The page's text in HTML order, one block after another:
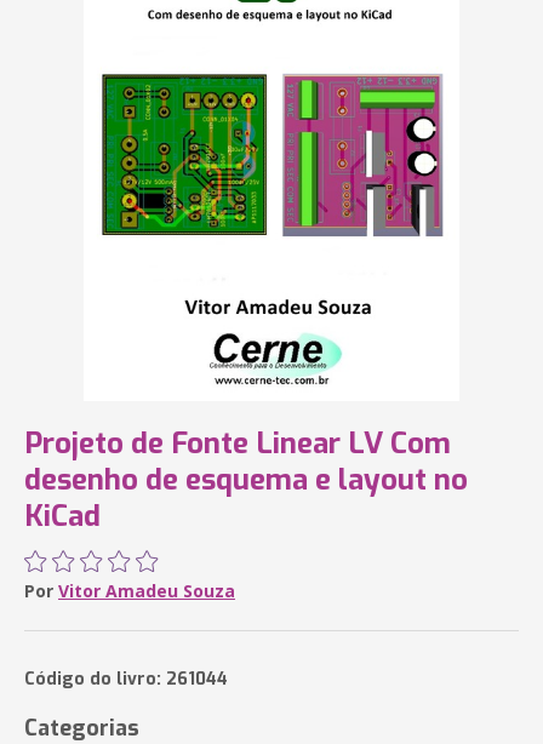
Projeto de Fonte Linear LV Com
desenho de esquema e layout no
KiCad
Por Vitor Amadeu Souza
Código do livro: 261044
Categorias